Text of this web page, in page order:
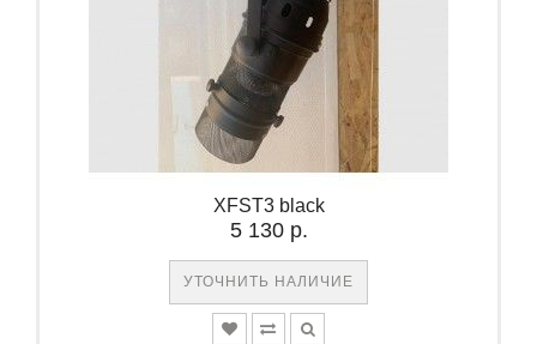
XFST3 black
5 130 р.
УТОЧНИТЬ НАЛИЧИЕ